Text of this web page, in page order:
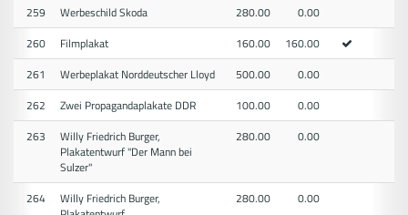
259
Werbeschild Skoda 280.00
0.00
260
Filmplakat 160.00
160.00
261
Werbeplakat Norddeutscher Lloyd 500.00
0.00
262
Zwei Propagandaplakate DDR 100.00
0.00
263
Willy Friedrich Burger,
Plakatentwurf "Der Mann bei
Sulzer"
280.00 0.00
264
Willy Friedrich Burger,
280.00 0.00